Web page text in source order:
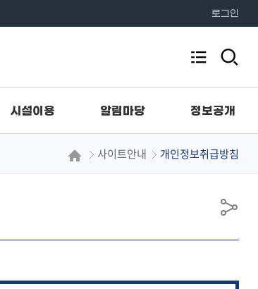
로그인
시설이용 알림마당 정보공개
전
뉴
검
색
역
기
사이트안내 개인정보취급방침
공